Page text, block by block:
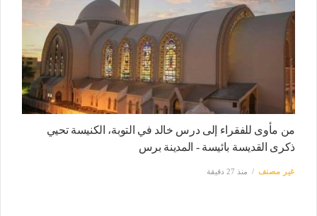
من مأوى للفقراء إلى درس خالد في التوبة، الكنيسة تحيي
ذكرى القديسة بائيسة - المدينة برس
غير مصنف منذ 27 دقيقة